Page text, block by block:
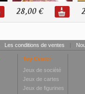
28,00 €
Les conditions de ventes |
Toy Center
Jeux de société
Jeux de cartes
Jeux de figurines